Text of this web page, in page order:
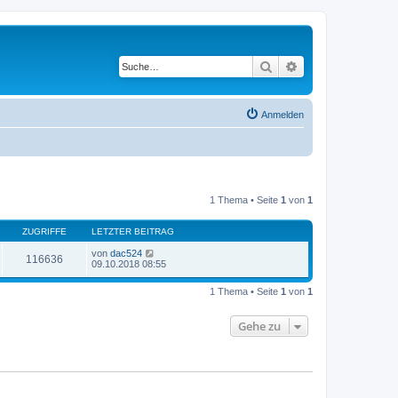
Suche
Anmelden
1 Thema • Seite 1 von 1
ZUGRIFFE LETZTER BEITRAG
116636 von dac524
09.10.2018 08:55
1 Thema • Seite 1 von 1
Gehe zu